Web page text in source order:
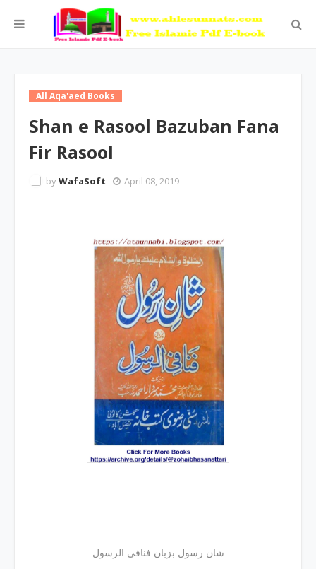
All Aqa'aed Books
Shan e Rasool Bazuban Fana
Fir Rasool
byWafaSoft April 08, 2019